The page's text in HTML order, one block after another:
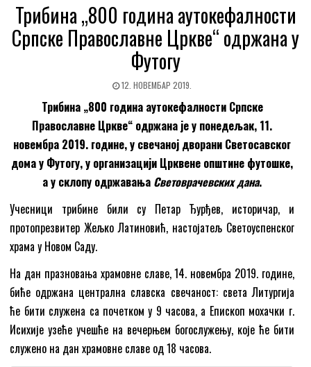
Трибина „800 година аутокефалности
Српске Православне Цркве“ одржана у
Футогу
12. НОВЕМБАР 2019.
Трибина „800 година аутокефалности Српске
Православне Цркве“ одржана је у понедељак, 11.
новембра 2019. године, у свечаној дворани Светосавског
дома у Футогу, у организацији Црквене општине футошке,
а у склопу одржавања Световрачевских дана.
Учесници трибине били су Петар Ђурђев, историчар, и
протопрезвитер Жељко Латиновић, настојатељ Светоуспенског
храма у Новом Саду.
На дан празновања храмовне славе, 14. новембра 2019. године,
биће одржана централна славска свечаност: света Литургија
ће бити служена са почетком у 9 часова, а Епископ мохачки г.
Исихије узеће учешће на вечерњем богослужењу, које ће бити
служено на дан храмовне славе од 18 часова.